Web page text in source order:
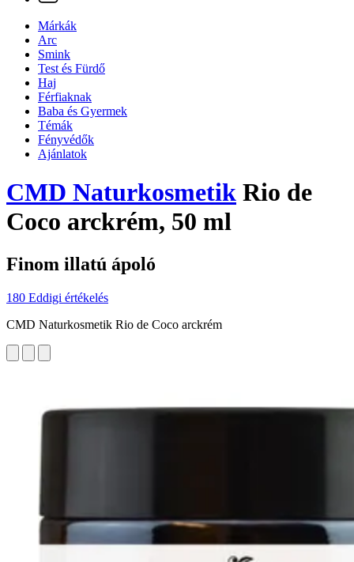
Márkák
Arc
Smink
Test és Fürdő
Haj
Férfiaknak
Baba és Gyermek
Témák
Fényvédők
Ajánlatok
CMD Naturkosmetik Rio de
Coco arckrém, 50 ml
Finom illatú ápoló
180 Eddigi értékelés
CMD Naturkosmetik Rio de Coco arckrém